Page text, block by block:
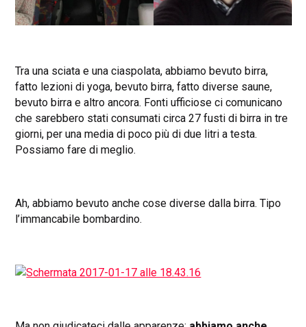
Tra una sciata e una ciaspolata, abbiamo bevuto birra,
fatto lezioni di yoga, bevuto birra, fatto diverse saune,
bevuto birra e altro ancora. Fonti ufficiose ci comunicano
che sarebbero stati consumati circa 27 fusti di birra in tre
giorni, per una media di poco più di due litri a testa.
Possiamo fare di meglio.
Ah, abbiamo bevuto anche cose diverse dalla birra. Tipo
l’immancabile bombardino.